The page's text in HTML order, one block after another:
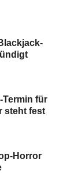
Termin für
steht fest
Horror